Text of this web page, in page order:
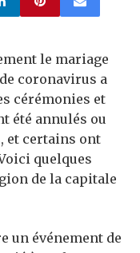
le mariage
coronavirus a
cérémonies et
été annulés ou
et certains ont
quelques
de la capitale
un événement de